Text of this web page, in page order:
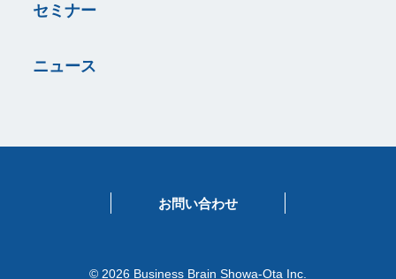
セミナー
ニュース
お問い合わせ
© 2026 Business Brain Showa-Ota Inc.